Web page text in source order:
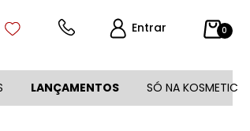
Entrar 0
LANÇAMENTOS SÓ NA KOSMETIC